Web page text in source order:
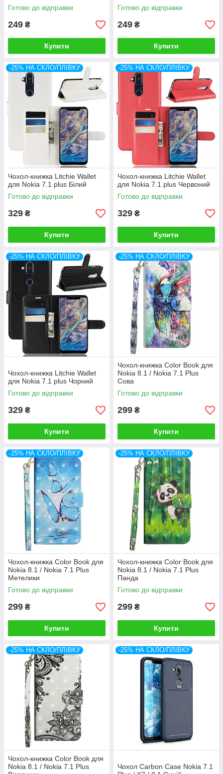
Готово до відправки
249 ₴
Купити
Готово до відправки
249 ₴
Купити
-25% НА СКЛО/ПЛІВКУ
Чохол-книжка Litchie Wallet
для Nokia 7.1 plus Білий
Готово до відправки
329 ₴
Купити
-25% НА СКЛО/ПЛІВКУ
Чохол-книжка Litchie Wallet
для Nokia 7.1 plus Червоний
Готово до відправки
329 ₴
Купити
-25% НА СКЛО/ПЛІВКУ
Чохол-книжка Litchie Wallet
для Nokia 7.1 plus Чорний
Готово до відправки
329 ₴
Купити
-25% НА СКЛО/ПЛІВКУ
Чохол-книжка Color Book для
Nokia 8.1 / Nokia 7.1 Plus
Сова
Готово до відправки
299 ₴
Купити
-25% НА СКЛО/ПЛІВКУ
Чохол-книжка Color Book для
Nokia 8.1 / Nokia 7.1 Plus
Метелики
Готово до відправки
299 ₴
Купити
-25% НА СКЛО/ПЛІВКУ
Чохол-книжка Color Book для
Nokia 8.1 / Nokia 7.1 Plus
Панда
Готово до відправки
299 ₴
Купити
-25% НА СКЛО/ПЛІВКУ
Чохол-книжка Color Book для
Nokia 8.1 / Nokia 7.1 Plus
-25% НА СКЛО/ПЛІВКУ
Чохол Carbon Case Nokia 7.1